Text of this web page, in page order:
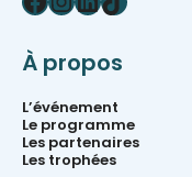
À propos
L’événement
Le programme
Les partenaires
Les trophées